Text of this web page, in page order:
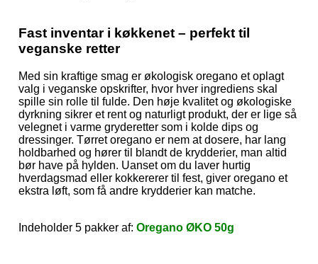
Fast inventar i køkkenet – perfekt til
veganske retter
Med sin kraftige smag er økologisk oregano et oplagt
valg i veganske opskrifter, hvor hver ingrediens skal
spille sin rolle til fulde. Den høje kvalitet og økologiske
dyrkning sikrer et rent og naturligt produkt, der er lige så
velegnet i varme gryderetter som i kolde dips og
dressinger. Tørret oregano er nem at dosere, har lang
holdbarhed og hører til blandt de krydderier, man altid
bør have på hylden. Uanset om du laver hurtig
hverdagsmad eller kokkererer til fest, giver oregano et
ekstra løft, som få andre krydderier kan matche.
Indeholder 5 pakker af: Oregano ØKO 50g